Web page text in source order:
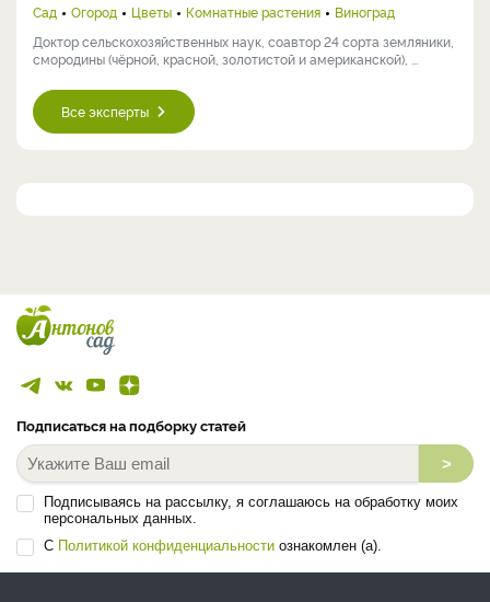
Сад Огород Цветы Комнатные растения
Виноград
Доктор сельскохозяйственных наук, соавтор 24 сорта земляники,
смородины (чёрной, красной, золотистой и американской), ...
Все эксперты
Подписаться на подборку статей
>
Подписываясь на рассылку, я соглашаюсь на обработку моих
персональных данных.
С Политикой конфиденциальности ознакомлен (а).